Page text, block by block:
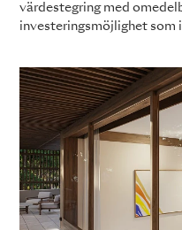
värdestegring med
investeringsmöjlighet som